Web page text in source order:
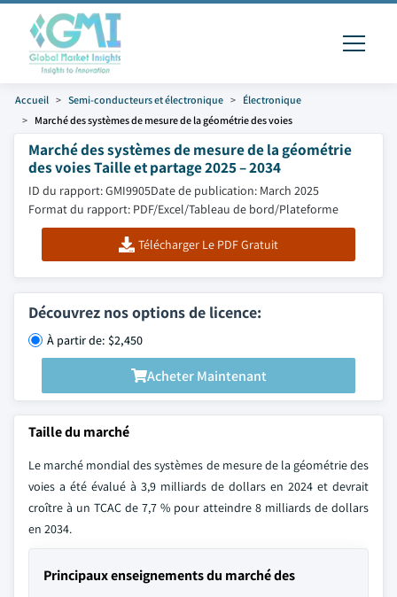
Accueil Semi-conducteurs et électronique
Électronique
Marché des systèmes de mesure de la géométrie des voies
Marché des systèmes de mesure de la géométrie
des voies Taille et partage 2025 – 2034
ID du rapport: GMI9905Date de publication: March 2025
Format du rapport: PDF/Excel/Tableau de bord/Plateforme
Télécharger Le PDF Gratuit
Découvrez nos options de licence:
À partir de: $2,450
Acheter Maintenant
Taille du marché
Le marché mondial des systèmes de mesure de la géométrie des
voies a été évalué à 3,9 milliards de dollars en 2024 et devrait
croître à un TCAC de 7,7 % pour atteindre 8 milliards de dollars
en 2034.
Principaux enseignements du marché des